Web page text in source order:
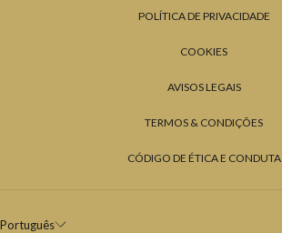
POLÍTICA DE PRIVACIDADE
COOKIES
AVISOS LEGAIS
TERMOS & CONDIÇÕES
CÓDIGO DE ÉTICA E CONDUTA
Português